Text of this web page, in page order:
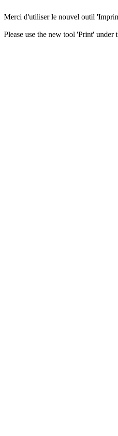
Merci d'utiliser le nouvel outil
Please use the new tool 'Print' under